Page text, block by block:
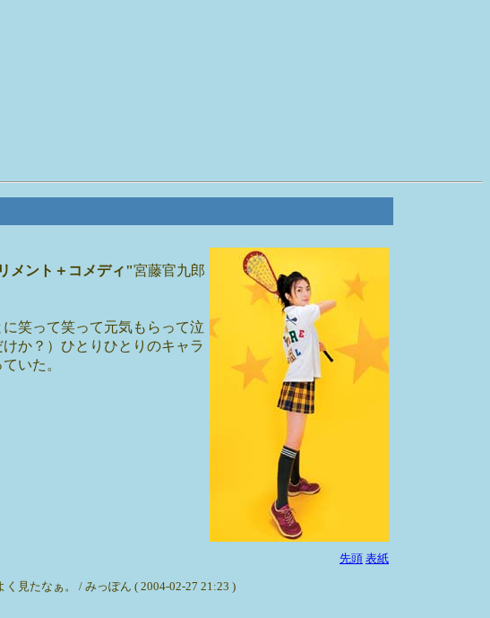
メント＋コメディ"宮藤官九郎
笑って笑って元気もらって泣
か？）ひとりひとりのキャラ
いた。
先頭 表紙
見たなぁ。 / みっぽん ( 2004-02-27 21:23 )